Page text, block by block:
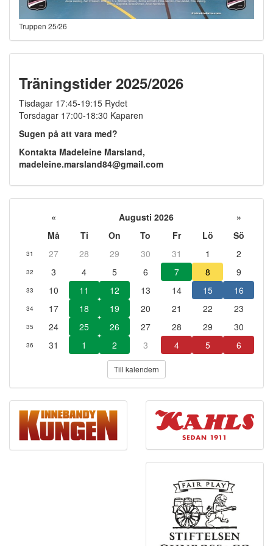
Truppen 25/26
Träningstider 2025/2026
Tisdagar 17:45-19:15 Rydet
Torsdagar 17:00-18:30 Kaparen
Sugen på att vara med?
Kontakta Madeleine Marsland,
madeleine.marsland84@gmail.com
« Augusti 2026
»
Må
Ti On To Fr Lö Sö
31 27 28 29 30 31 1 2
32 3 4 5 6 7 8 9
33 10 11 12 13 14 15 16
34 17 18 19 20 21 22 23
35 24 25 26 27 28 29 30
36 31 1 2 3 4 5 6
Till kalendern